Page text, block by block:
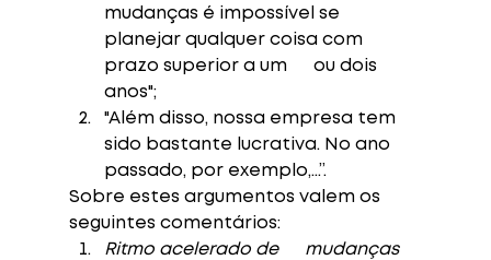
mudanças é impossível se
planejar qualquer coisa com
prazo superior a um      ou dois
anos";
"Além disso, nossa empresa tem
sido bastante lucrativa. No ano
passado, por exemplo,...”.
Sobre estes argumentos valem os
seguintes comentários:
Ritmo acelerado de      mudanças